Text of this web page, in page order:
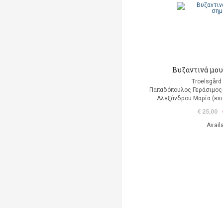
Βυζαντινά
Troelsgård
Παπαδόπουλος
Αλεξάνδρου Μαρία
€ 25,00